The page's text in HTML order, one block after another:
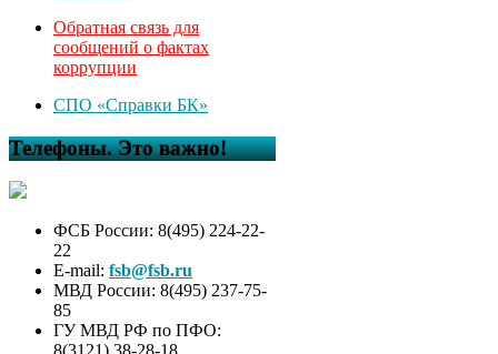
Обратная связь для
сообщений о фактах
коррупции
СПО «Справки БК»
Телефоны. Это важно!
ФСБ России: 8(495) 224-22-
22
E-mail: fsb@fsb.ru
МВД России: 8(495) 237-75-
85
ГУ МВД РФ по ПФО: